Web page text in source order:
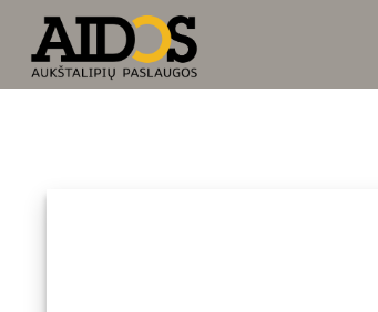
content